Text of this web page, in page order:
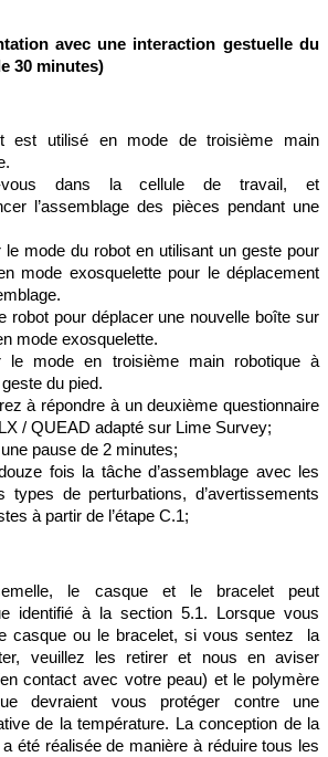
avec une interaction gestuelle du
30 minutes)
est utilisé en mode de troisième main
vous dans la cellule de travail, et
l’assemblage des pièces pendant une
le mode du robot en utilisant un geste pour
mode exosquelette pour le déplacement
robot pour déplacer une nouvelle boîte sur
mode exosquelette.
le mode en troisième main robotique à
geste du pied.
à répondre à un deuxième questionnaire
/ QUEAD adapté sur Lime Survey;
pause de 2 minutes;
fois la tâche d’assemblage avec les
types de perturbations, d’avertissements
à partir de l’étape C.1;
le casque et le bracelet peut
identifié à la section 5.1. Lorsque vous
casque ou le bracelet, si vous sentez la
veuillez les retirer et nous en aviser
contact avec votre peau) et le polymère
devraient vous protéger contre une
de la température. La conception de la
été réalisée de manière à réduire tous les